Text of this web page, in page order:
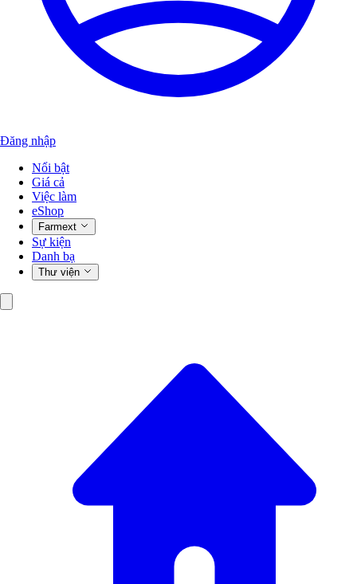
Đăng nhập
Nổi bật
Giá cả
Việc làm
eShop
Farmext
Sự kiện
Danh bạ
Thư viện